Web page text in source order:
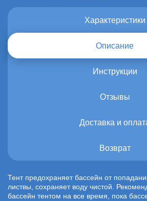
Характеристики
Описание
Инструкции
Отзывы
Доставка и
Возврат
Тент предохраняет бассейн от
листвы, сохраняет воду чистой.
бассейн тентом на все время, пока